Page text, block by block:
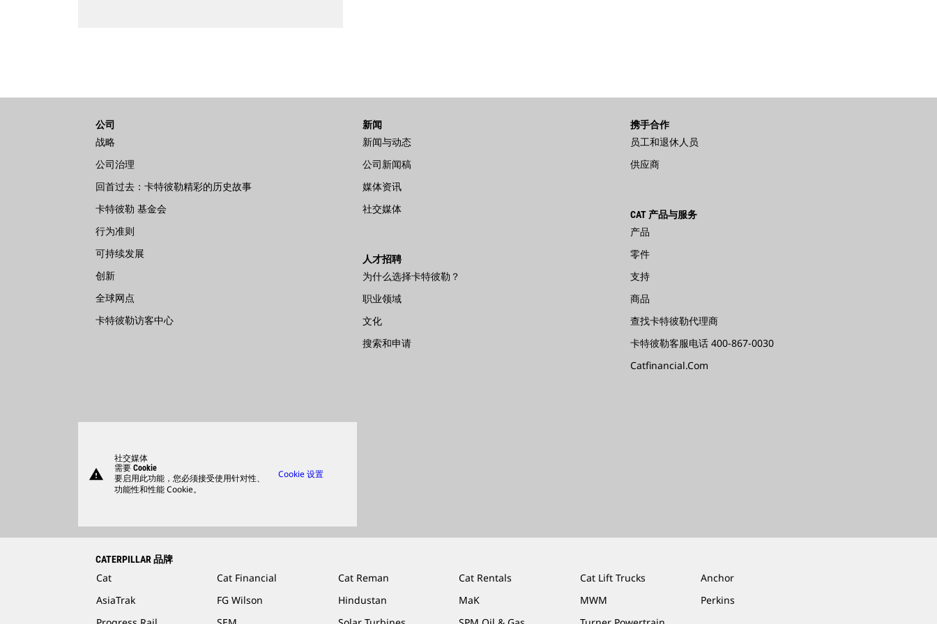
公司
战略
公司治理
回首过去：卡特彼勒精彩的历史故事
卡特彼勒 基金会
行为准则
可持续发展
创新
全球网点
卡特彼勒访客中心
新闻
新闻与动态
公司新闻稿
媒体资讯
社交媒体
人才招聘
为什么选择卡特彼勒？
职业领域
文化
搜索和申请
携手合作
员工和退休人员
供应商
CAT 产品与服务
产品
零件
支持
商品
查找卡特彼勒代理商
卡特彼勒客服电话 400-867-0030
Catfinancial.com
warning
社交媒体
需要 Cookie
要启用此功能，您必须接受使用针对性、
功能性和性能 Cookie。
Cookie 设置
CATERPILLAR 品牌
Cat Cat Financial Cat Reman Cat Rentals Cat Lift Trucks
Anchor
AsiaTrak
FG Wilson Hindustan MaK MWM
Perkins